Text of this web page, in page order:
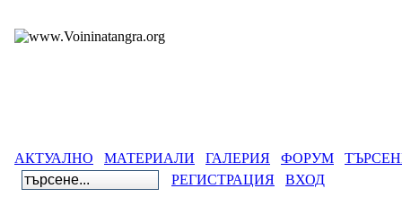
АКТУАЛНО МАТЕРИАЛИ ГАЛЕРИЯ ФОРУМ
РЕГИСТРАЦИЯ
ВХОД